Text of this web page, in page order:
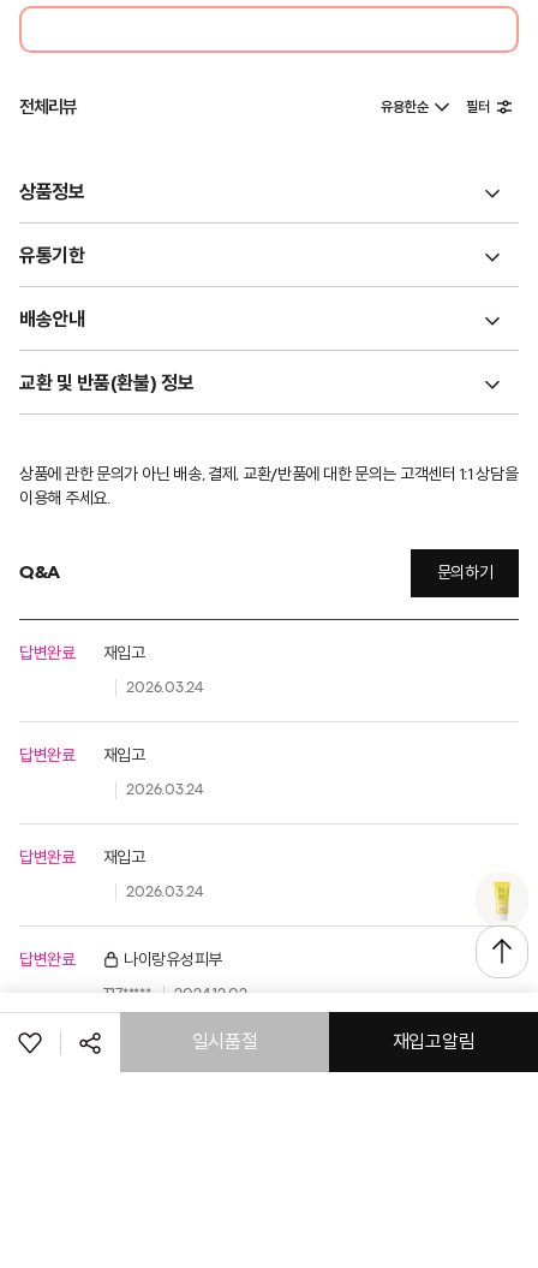
일시품절 재입고알림
전체리뷰 유용한순 필터
상품정보
유통기한
배송안내
교환 및 반품(환불) 정보
상품에 관한 문의가 아닌 배송, 결제, 교환/반품에 대한 문의는 고객센터 1:1 상담을
이용해 주세요.
Q&A 문의하기
답변완료 재입고
2026.03.24
답변완료 재입고
2026.03.24
답변완료 재입고
2026.03.24
답변완료 나이랑유성피부
T17***** 2024.12.02